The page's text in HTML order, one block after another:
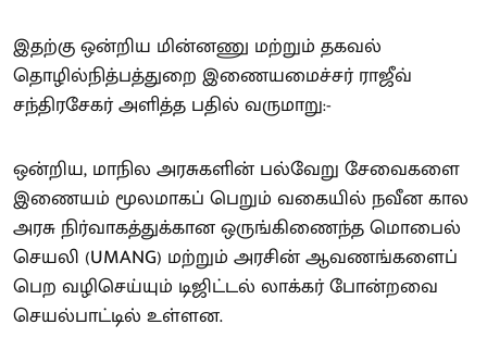
இதற்கு ஒன்றிய மின்னணு மற்றும் தகவல்
தொழில்நித்பத்துறை இணையமைச்சர் ராஜீவ்
சந்திரசேகர் அளித்த பதில் வருமாறு:-
ஒன்றிய, மாநில அரசுகளின் பல்வேறு சேவைகளை
இணையம் மூலமாகப் பெறும் வகையில் நவீன கால
அரசு நிர்வாகத்துக்கான ஒருங்கிணைந்த மொபைல்
செயலி (UMANG) மற்றும் அரசின் ஆவணங்களைப்
பெற வழிசெய்யும் டிஜிட்டல் லாக்கர் போன்றவை
செயல்பாட்டில் உள்ளன.